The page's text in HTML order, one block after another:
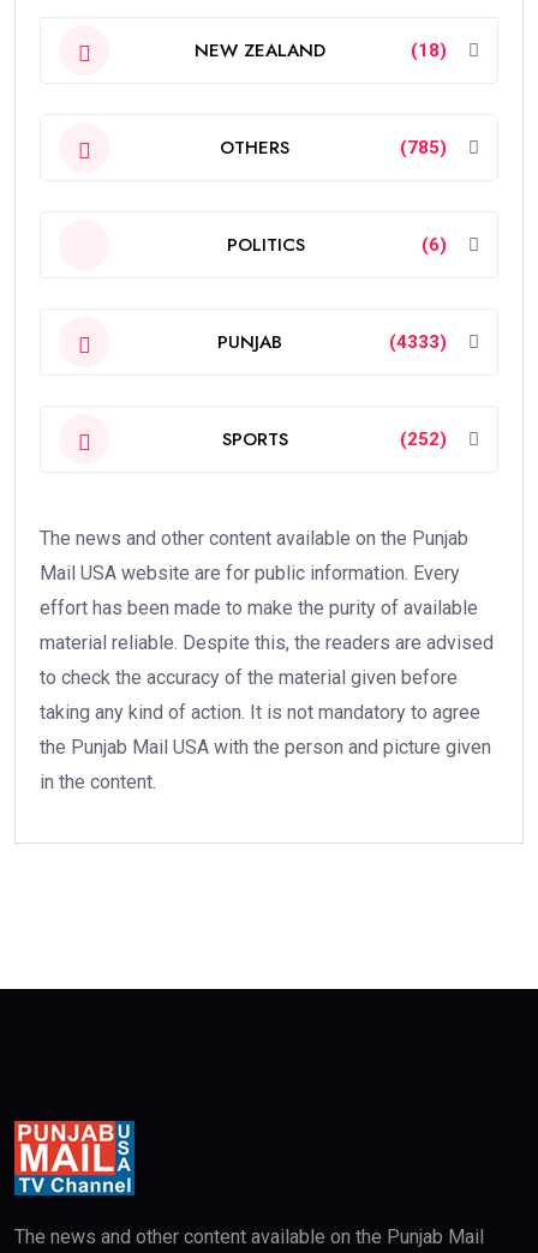
NEW ZEALAND (18)
OTHERS (785)
POLITICS (6)
PUNJAB (4333)
SPORTS (252)
The news and other content available on the Punjab
Mail USA website are for public information. Every
effort has been made to make the purity of available
material reliable. Despite this, the readers are advised
to check the accuracy of the material given before
taking any kind of action. It is not mandatory to agree
the Punjab Mail USA with the person and picture given
in the content.
The news and other content available on the Punjab Mail